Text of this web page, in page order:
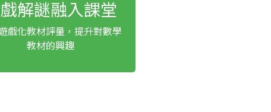
解謎融入課堂
戲化教材評量，提升對數學
教材的興趣